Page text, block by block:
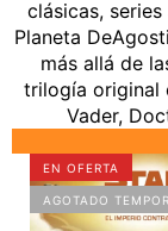
clásicas,
Planeta
más allá de
trilogía original
Vader,
🧒
EL
IMPERIO
EN OFERTA
AGOTADO